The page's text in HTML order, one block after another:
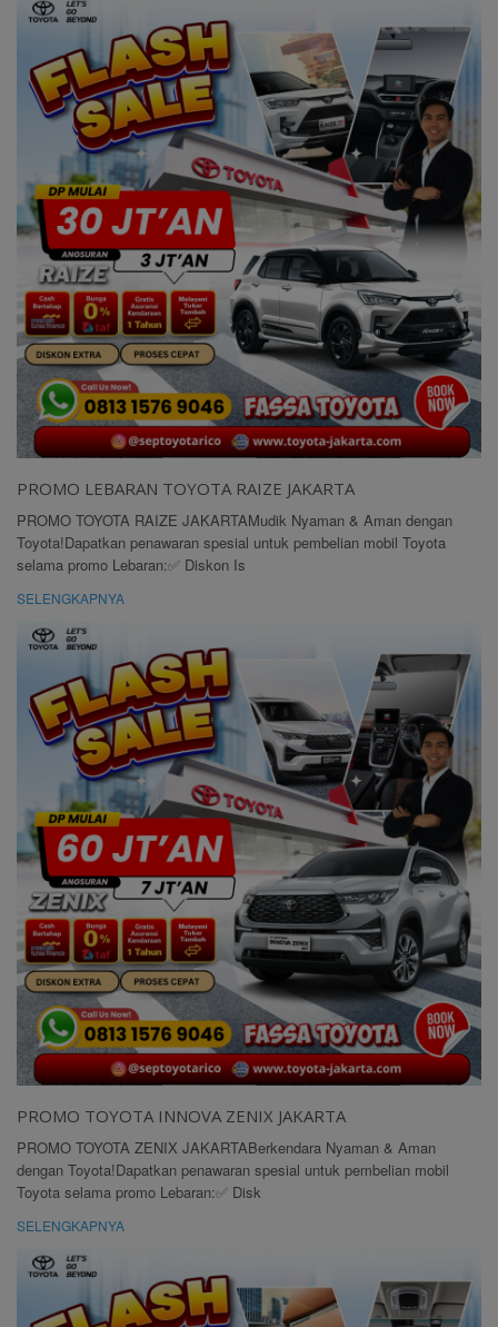
PROMO LEBARAN TOYOTA RAIZE JAKARTA
PROMO TOYOTA RAIZE JAKARTAMudik Nyaman & Aman dengan
Toyota!Dapatkan penawaran spesial untuk pembelian mobil Toyota
selama promo Lebaran:✅ Diskon Is
SELENGKAPNYA
PROMO TOYOTA INNOVA ZENIX JAKARTA
PROMO TOYOTA ZENIX JAKARTABerkendara Nyaman & Aman
dengan Toyota!Dapatkan penawaran spesial untuk pembelian mobil
Toyota selama promo Lebaran:✅ Disk
SELENGKAPNYA